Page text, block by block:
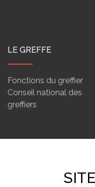
LE GREFFE
Fonctions du greffier
Conseil national des
greffiers